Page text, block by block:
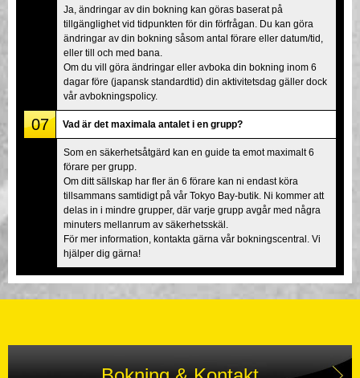
Ja, ändringar av din bokning kan göras baserat på
tillgänglighet vid tidpunkten för din förfrågan. Du kan göra
ändringar av din bokning såsom antal förare eller datum/tid,
eller till och med bana.
Om du vill göra ändringar eller avboka din bokning inom 6
dagar före (japansk standardtid) din aktivitetsdag gäller dock
vår avbokningspolicy.
07 Vad är det maximala antalet i en grupp?
Som en säkerhetsåtgärd kan en guide ta emot maximalt 6
förare per grupp.
Om ditt sällskap har fler än 6 förare kan ni endast köra
tillsammans samtidigt på vår Tokyo Bay-butik. Ni kommer att
delas in i mindre grupper, där varje grupp avgår med några
minuters mellanrum av säkerhetsskäl.
För mer information, kontakta gärna vår bokningscentral. Vi
hjälper dig gärna!